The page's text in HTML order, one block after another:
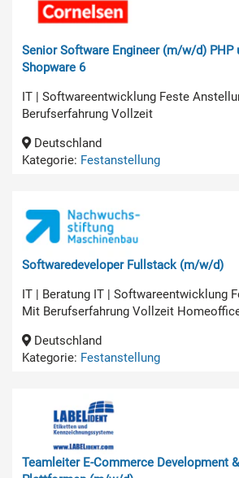
Senior Software Engineer (m/w/d) PHP
Shopware 6
IT | Softwareentwicklung Feste
Berufserfahrung Vollzeit
Deutschland
Kategorie: Festanstellung
Softwaredeveloper Fullstack (m/w/d)
IT | Beratung IT | Softwareentwicklung
Mit Berufserfahrung Vollzeit
Deutschland
Kategorie: Festanstellung
Teamleiter E-Commerce Development &